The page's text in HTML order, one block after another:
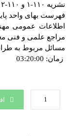
نشریه ۱۱۰-۱ و ۱۱۰-۲ سازمان مدیریت و برنامه ­ریزی کشور
فهرست بهای واحد
اطلاعات عمومی
مراجع علمی و فنی
مسائل مربوط به
زمان: 03:20:00